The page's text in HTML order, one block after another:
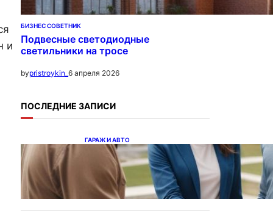
и
БИЗНЕС СОВЕТНИК
Подвесные светодиодные
светильники на тросе
bypristroykin_ 6 апреля 2026
ПОСЛЕДНИЕ ЗАПИСИ
ГАРАЖ И АВТО
Ипотека на новостройки
при оформлении
напрямую у застройщика